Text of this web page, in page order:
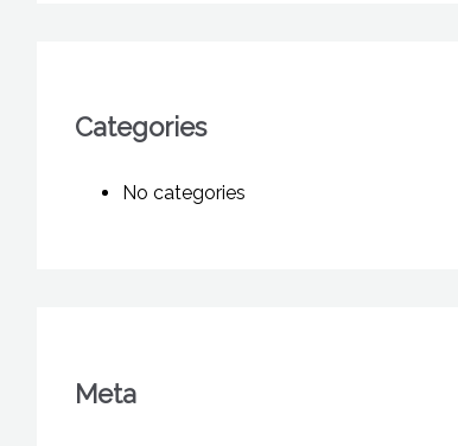
Categories
No categories
Meta